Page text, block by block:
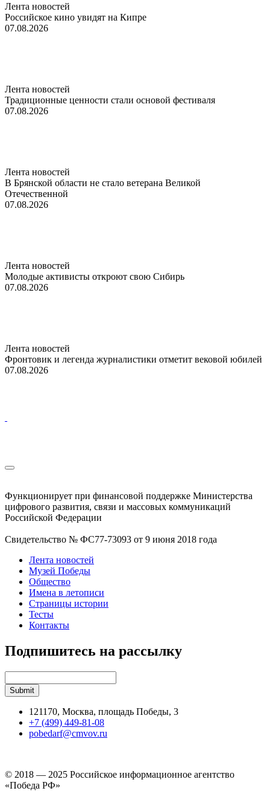
Лента новостей
Российское кино увидят на Кипре
07.08.2026
Лента новостей
Традиционные ценности стали основой фестиваля
07.08.2026
Лента новостей
В Брянской области не стало ветерана Великой
Отечественной
07.08.2026
Лента новостей
Молодые активисты откроют свою Сибирь
07.08.2026
Лента новостей
Фронтовик и легенда журналистики отметит вековой юбилей
07.08.2026
Функционирует при финансовой поддержке Министерства
цифрового развития, связи и массовых коммуникаций
Российской Федерации
Свидетельство № ФС77-73093 от 9 июня 2018 года
Лента новостей
Музей Победы
Общество
Имена в летописи
Страницы истории
Тесты
Контакты
Подпишитесь на рассылку
121170, Москва, площадь Победы, 3
+7 (499) 449-81-08
pobedarf@cmvov.ru
© 2018 — 2025 Российское информационное агентство
«Победа РФ»